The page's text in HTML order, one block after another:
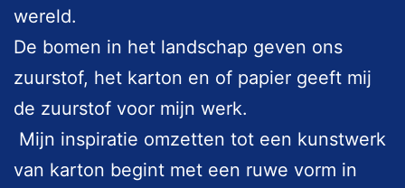
wereld.
De bomen in het landschap geven ons
zuurstof, het karton en of papier geeft mij
de zuurstof voor mijn werk.
Mijn inspiratie omzetten tot een kunstwerk
van karton begint met een ruwe vorm in